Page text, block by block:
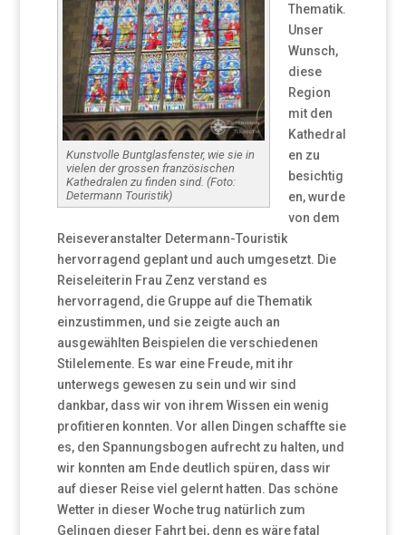
Kunstvolle Buntglasfenster, wie sie in
vielen der grossen französischen
Kathedralen zu finden sind. (Foto:
Determann Touristik)
Thematik.
Unser
Wunsch,
diese
Region
mit den
Kathedral
en zu
besichtig
en, wurde
von dem
Reiseveranstalter Determann-Touristik
hervorragend geplant und auch umgesetzt. Die
Reiseleiterin Frau Zenz verstand es
hervorragend, die Gruppe auf die Thematik
einzustimmen, und sie zeigte auch an
ausgewählten Beispielen die verschiedenen
Stilelemente. Es war eine Freude, mit ihr
unterwegs gewesen zu sein und wir sind
dankbar, dass wir von ihrem Wissen ein wenig
profitieren konnten. Vor allen Dingen schaffte sie
es, den Spannungsbogen aufrecht zu halten, und
wir konnten am Ende deutlich spüren, dass wir
auf dieser Reise viel gelernt hatten. Das schöne
Wetter in dieser Woche trug natürlich zum
Gelingen dieser Fahrt bei, denn es wäre fatal